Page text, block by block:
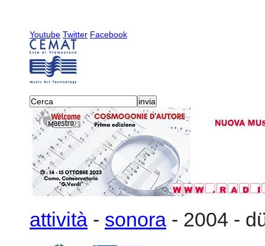
Youtube Twitter Facebook
attività - sonora - 2004 -